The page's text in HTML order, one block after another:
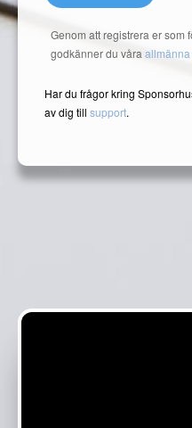
Genom att registrera er som
godkänner du våra
Har du frågor kring
av dig till support.